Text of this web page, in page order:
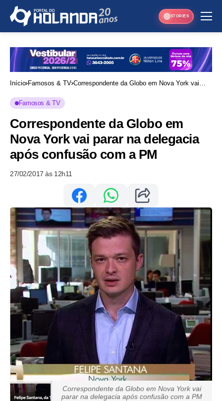
STORIES
Início Famosos & TV Correspondente da Globo em Nova York vai
Famosos & TV
Correspondente da Globo em
Nova York vai parar na delegacia
após confusão com a PM
27/02/2017 às 12h11
Correspondente da Globo em Nova York vai
parar na delegacia após confusão com a PM